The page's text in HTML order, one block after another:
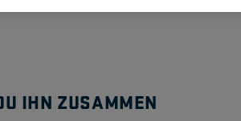
IHN ZUSAMMEN